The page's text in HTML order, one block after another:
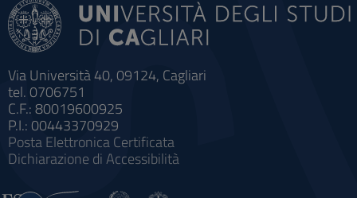
Via Università 40, 09124, Cagliari
tel. 0706751
C.F.: 80019600925
P.I.: 00443370929
Posta Elettronica Certificata
Dichiarazione di Accessibilità